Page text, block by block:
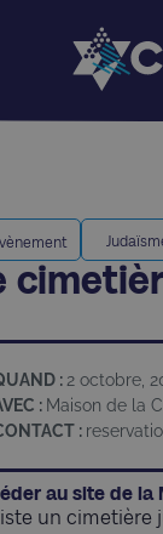
: 2 octobre,
: Maison de la
:
au site de la
un